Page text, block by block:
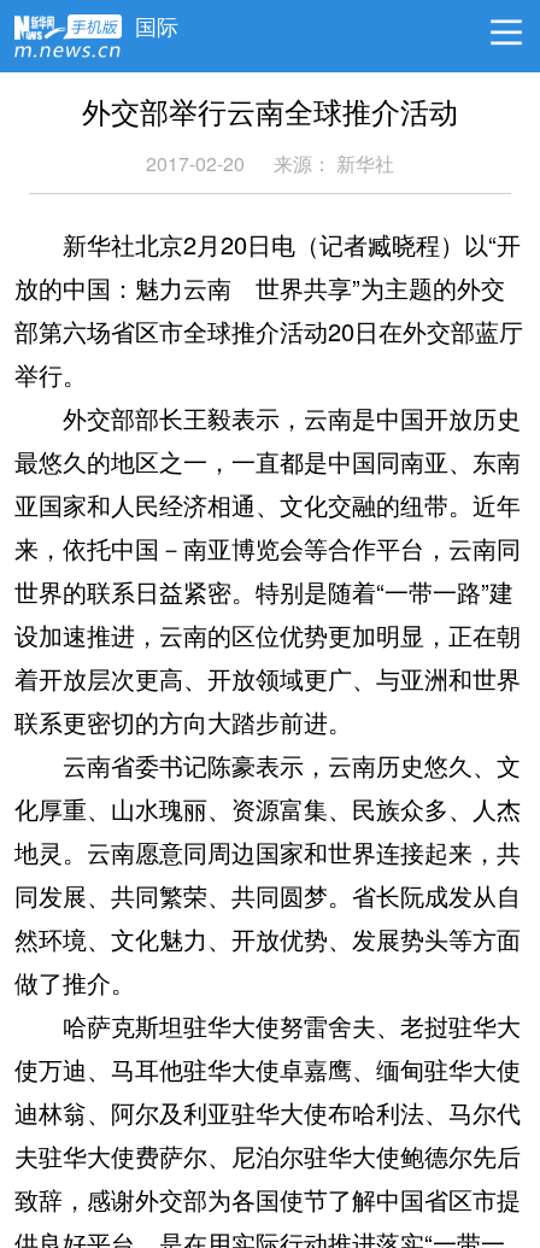
国际
外交部举行云南全球推介活动
2017-02-20 来源： 新华社
新华社北京2月20日电（记者臧晓程）以“开
放的中国：魅力云南 世界共享”为主题的外交
部第六场省区市全球推介活动20日在外交部蓝厅
举行。
外交部部长王毅表示，云南是中国开放历史
最悠久的地区之一，一直都是中国同南亚、东南
亚国家和人民经济相通、文化交融的纽带。近年
来，依托中国－南亚博览会等合作平台，云南同
世界的联系日益紧密。特别是随着“一带一路”建
设加速推进，云南的区位优势更加明显，正在朝
着开放层次更高、开放领域更广、与亚洲和世界
联系更密切的方向大踏步前进。
云南省委书记陈豪表示，云南历史悠久、文
化厚重、山水瑰丽、资源富集、民族众多、人杰
地灵。云南愿意同周边国家和世界连接起来，共
同发展、共同繁荣、共同圆梦。省长阮成发从自
然环境、文化魅力、开放优势、发展势头等方面
做了推介。
哈萨克斯坦驻华大使努雷舍夫、老挝驻华大
使万迪、马耳他驻华大使卓嘉鹰、缅甸驻华大使
迪林翁、阿尔及利亚驻华大使布哈利法、马尔代
夫驻华大使费萨尔、尼泊尔驻华大使鲍德尔先后
致辞，感谢外交部为各国使节了解中国省区市提